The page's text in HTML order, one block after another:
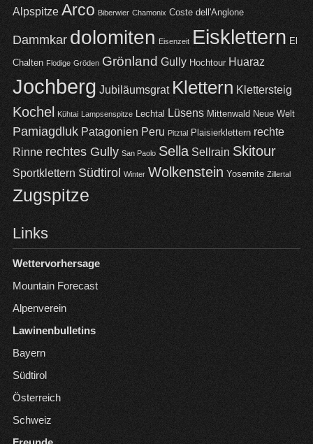
Alpspitze Arco Biberwier Chamonix Coste dell'Anglone
Dammkar dolomiten Eisenzeit Eisklettern El
Chalten Flodige Gröden Grönland Gully Hochtour Huaraz
Jochberg Jubiläumsgrat Klettern Klettersteig
Kochel Kühtai Lampsenspitze Lechtal Lüsens Mittenwald Neue Welt
Pamiagdluk Patagonien Peru Pitztal Plaisierklettern rechte
Rinne rechtes Gully San Paolo Sella Sellrain Skitour
Sportklettern Südtirol Winter Wolkenstein Yosemite Zillertal
Zugspitze
Links
Wettervorhersage
Mountain Forecast
Alpenverein
Lawinenbulletins
Bayern
Südtirol
Österreich
Schweiz